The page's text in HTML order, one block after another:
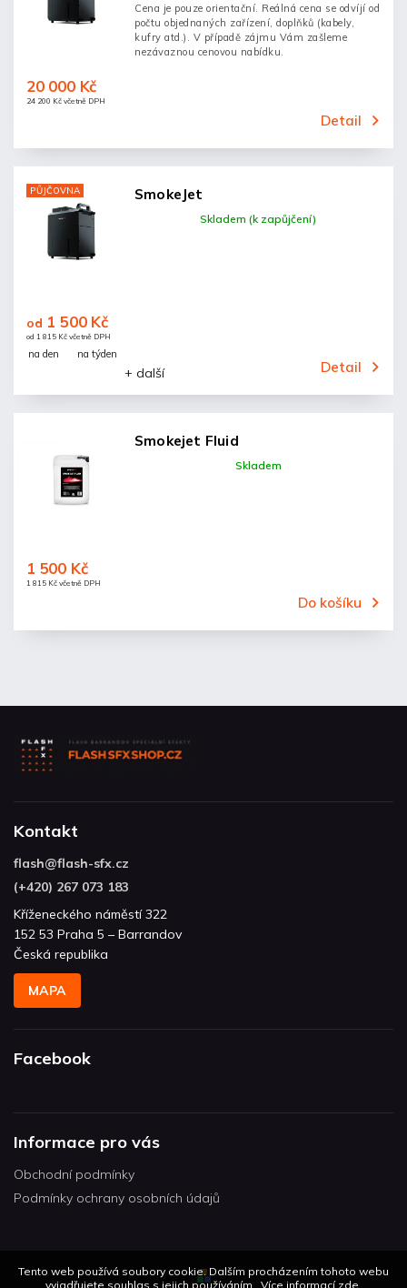
Tento web používá soubory cookie. Dalším procházením tohoto webu
vyjadřujete souhlas s jejich používáním.. Více informací zde
24 200 Kč včetně DPH
20 000 Kč
Detail
Cena je pouze orientační. Reálná cena se odvíjí od
počtu objednaných zařízení, doplňků (kabely,
kufry atd.). V případě zájmu Vám zašleme
nezávaznou cenovou nabídku.
PŮJČOVNA SmokeJet
Skladem (k zapůjčení)
od 1 815 Kč včetně DPH
od 1 500 Kč
Detail
na den na týden
+ další
Smokejet Fluid
Skladem
1 815 Kč včetně DPH
1 500 Kč
Do košíku
Kontakt
flash@flash-sfx.cz
(+420) 267 073 183
Kříženeckého náměstí 322
152 53 Praha 5 – Barrandov
Česká republika
MAPA
Facebook
Informace pro vás
Obchodní podmínky
Podmínky ochrany osobních údajů